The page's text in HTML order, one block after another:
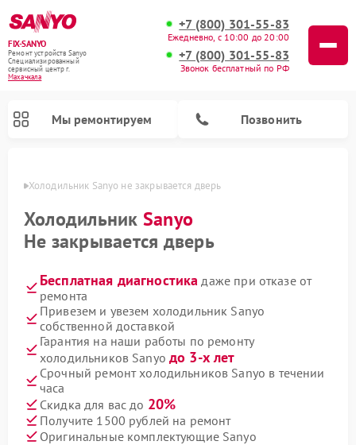
FIX-SANYO
Ремонт устройств Sanyo
Специализированный
cервисный центр г.
Махачкала
+7 (800) 301-55-83
Ежедневно, с 10:00 до 20:00
+7 (800) 301-55-83
Звонок бесплатный по РФ
Мы ремонтируем Позвонить
Холодильник Sanyo не закрывается дверь
Холодильник Sanyo
Не закрывается дверь
Бесплатная диагностика даже при отказе от
ремонта
Привезем и увезем холодильник Sanyo
собственной доставкой
Гарантия на наши работы по ремонту
холодильников Sanyoдо 3-х лет
Срочный ремонт холодильников Sanyo в течении
часа
Скидка для вас до 20%
Получите 1500 рублей на ремонт
Оригинальные комплектующие Sanyo